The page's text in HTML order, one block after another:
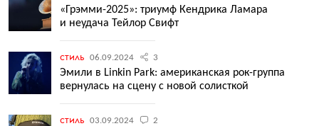
«Грэмми-2025»: триумф Кендрика Ламара
и неудача Тейлор Свифт
стиль 06.09.2024 3
Эмили в Linkin Park: американская рок-группа
вернулась на сцену с новой солисткой
стиль 03.09.2024 2